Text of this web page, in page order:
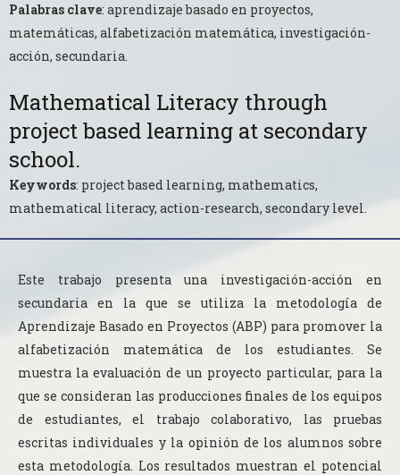
Palabras clave: aprendizaje basado en proyectos,
matemáticas, alfabetización matemática, investigación-
acción, secundaria.
Mathematical Literacy through
project based learning at secondary
school.
Keywords: project based learning, mathematics,
mathematical literacy, action-research, secondary level.
Este trabajo presenta una investigación-acción en
secundaria en la que se utiliza la metodología de
Aprendizaje Basado en Proyectos (ABP) para promover la
alfabetización matemática de los estudiantes. Se
muestra la evaluación de un proyecto particular, para la
que se consideran las producciones finales de los equipos
de estudiantes, el trabajo colaborativo, las pruebas
escritas individuales y la opinión de los alumnos sobre
esta metodología. Los resultados muestran el potencial